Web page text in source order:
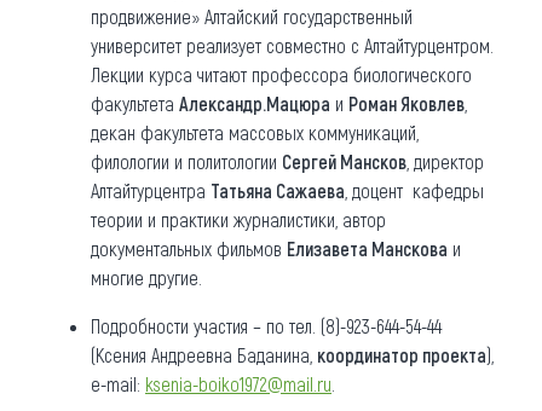
продвижение» Алтайский государственный
университет реализует совместно с Алтайтурцентром.
Лекции курса читают профессора биологического
факультета Александр.Мацюра и Роман Яковлев
декан факультета массовых коммуникаций,
филологии и политологии Сергей Мансков , директор
Алтайтурцентра Татьяна Сажаева , доцент кафедры
теории и практики журналистики, автор
документальных фильмов Елизавета Манскова и
многие другие.
Подробности участия – по тел. (8)-923-644-54-44
(Ксения Андреевна Баданина, координатор проекта),
e-mail: ksenia-boiko1972@mail.ru